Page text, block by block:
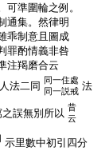
可準圍輪之例。
通集。然律明
乖制意且圖成
罪酌情義非咎
注羯磨合云
法二同 同一住處
同一説戒 法
之誤無別所以 昔
云
示里數中初引四分